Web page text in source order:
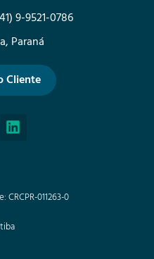
9-9521-0786
Paraná
Cliente
011263-0